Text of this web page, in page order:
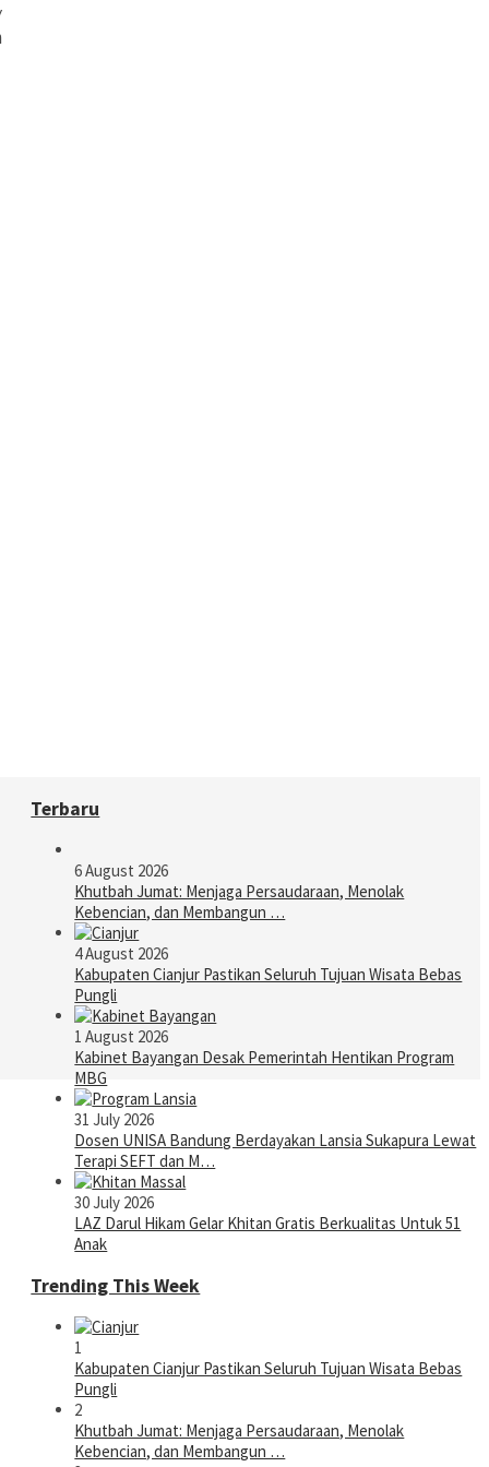
Terbaru
6 August 2026
Khutbah Jumat: Menjaga Persaudaraan, Menolak
Kebencian, dan Membangun …
4 August 2026
Kabupaten Cianjur Pastikan Seluruh Tujuan Wisata Bebas
Pungli
1 August 2026
Kabinet Bayangan Desak Pemerintah Hentikan Program
MBG
31 July 2026
Dosen UNISA Bandung Berdayakan Lansia Sukapura Lewat
Terapi SEFT dan M…
30 July 2026
LAZ Darul Hikam Gelar Khitan Gratis Berkualitas Untuk 51
Anak
Trending This Week
1
Kabupaten Cianjur Pastikan Seluruh Tujuan Wisata Bebas
Pungli
2
Khutbah Jumat: Menjaga Persaudaraan, Menolak
Kebencian, dan Membangun …